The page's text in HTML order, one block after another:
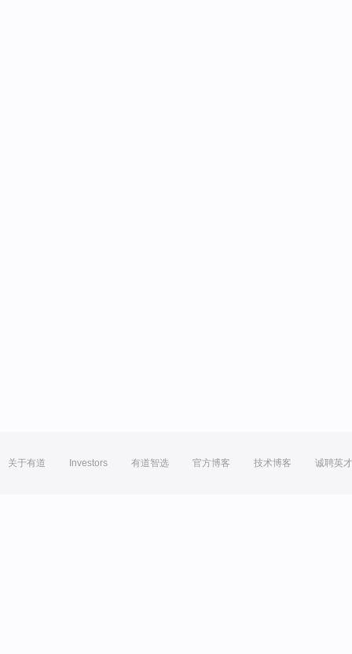
关于有道 Investors 有道智选 官方博客 技术博客 诚聘英才